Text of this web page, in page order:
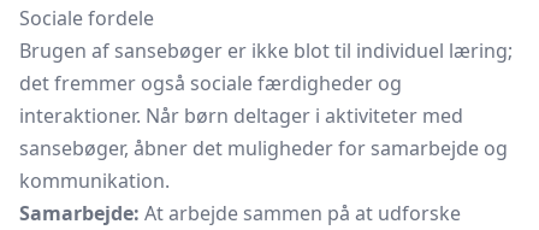
Sociale fordele
Brugen af sansebøger er ikke blot til individuel læring;
det fremmer også sociale færdigheder og
interaktioner. Når børn deltager i aktiviteter med
sansebøger, åbner det muligheder for samarbejde og
kommunikation.
Samarbejde: At arbejde sammen på at udforske